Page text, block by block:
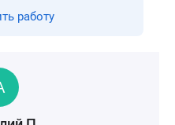
работу